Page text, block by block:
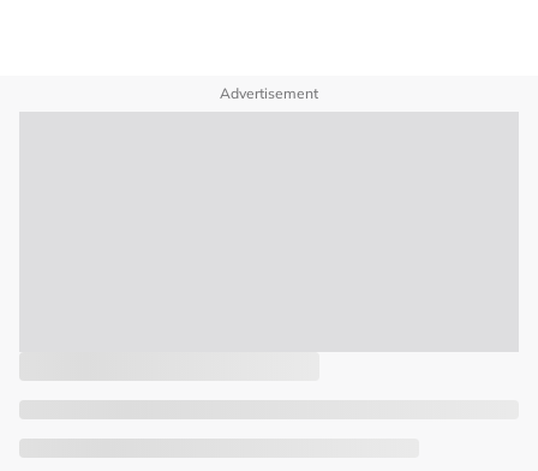
Advertisement